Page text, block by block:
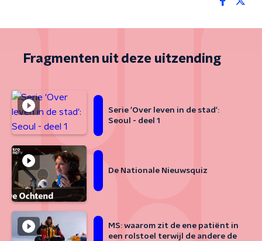
Fragmenten uit deze uitzending
Serie 'Over leven in de stad':
Seoul - deel 1
De Nationale Nieuwsquiz
MS: waarom zit de ene patiënt in
een rolstoel terwijl de andere de